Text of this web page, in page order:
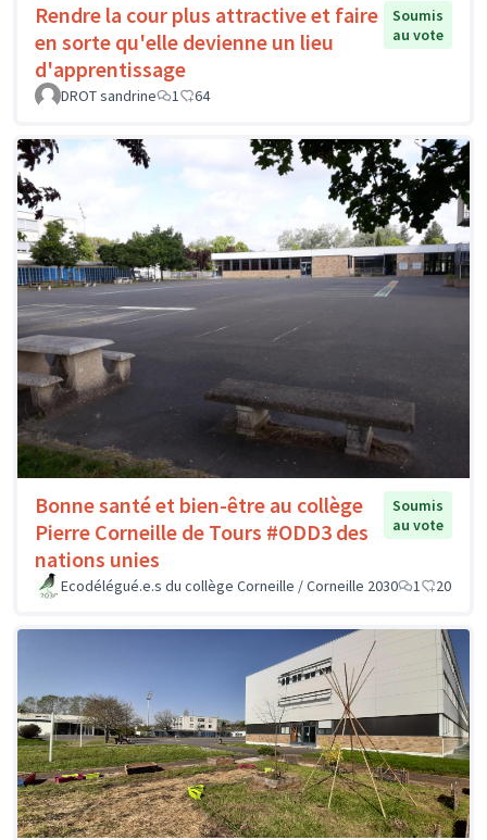
Rendre la cour plus attractive et faire
en sorte qu'elle devienne un lieu
d'apprentissage
Soumis
au vote
DROT sandrine 1 64
Bonne santé et bien-être au collège
Pierre Corneille de Tours #ODD3 des
nations unies
Soumis
au vote
Ecodélégué.e.s du collège Corneille / Corneille 2030 1 20